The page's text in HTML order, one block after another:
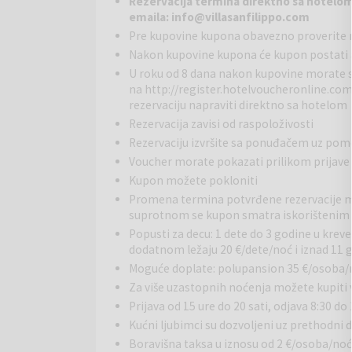
Šarmantno imanje nalazi se na uzvisini sa koje
koji je okružuje. Dan započnite zdravim doručkom
koje možete uživati u ljepotama lokalne prirode.
i romantičnim zalascima sunca. Na imanju se
što gostima osigurava privatnost pri odmaranju.
emaila: info@villasanfilippo.com
Pre kupovine kupona obavezno proverite
Nakon kupovine kupona će kupon postati
U roku od 8 dana nakon kupovine
na http://register.hotelvoucheronline.com
rezervaciju napraviti direktno sa hotelom
Rezervacija zavisi od raspoloživosti
Rezervaciju izvršite sa ponuđačem uz
Voucher morate pokazati prilikom prijave
Kupon možete pokloniti
Promena termina potvrđene rezervacije
suprotnom se kupon smatra iskorištenim
Popusti za decu: 1 dete do 3 godine u
dodatnom ležaju 20 €/dete/noć i iznad 11
Moguće doplate: polupansion 35 €/
Za više uzastopnih noćenja možete
Prijava od 15 ure do 20 sati, odjava 8:30 do
Kućni ljubimci su dozvoljeni uz prethodni
Boravišna taksa u iznosu od 2 €/osoba/